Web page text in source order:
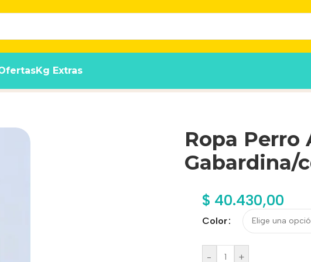
Kg Extras
corderito Talle 55
Ropa Perro
Gabardina/
$ 40.430,00
Color
- +